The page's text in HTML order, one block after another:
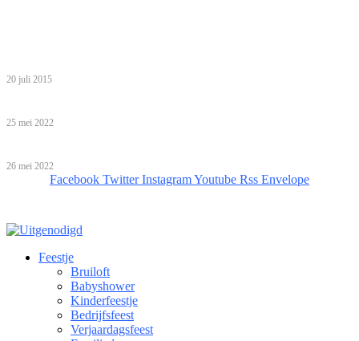
20 juli 2015
25 mei 2022
26 mei 2022
Facebook Twitter InstagramYoutube Rss Envelope
Feestje
Bruiloft
Babyshower
Kinderfeestje
Bedrijfsfeest
Verjaardagsfeest